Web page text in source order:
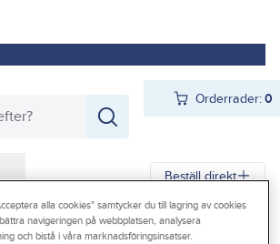
Orderrader:0
Beställ direkt
Förvaring
Väskor och lådor
alla cookies" samtycker du till lagring av cookies
navigeringen på webbplatsen, analysera
och bistå i våra marknadsföringsinsatser.